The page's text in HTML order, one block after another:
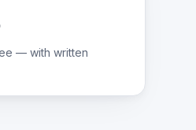
— with written